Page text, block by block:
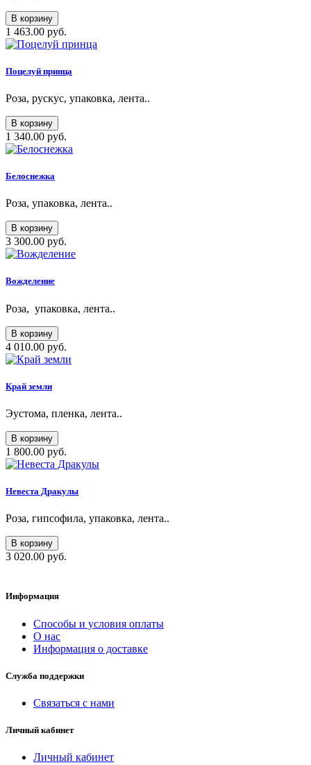
В корзину
1 463.00 руб.
Поцелуй принца
Роза, рускус, упаковка, лента..
В корзину
1 340.00 руб.
Белоснежка
Роза, упаковка, лента..
В корзину
3 300.00 руб.
Вожделение
Роза, упаковка, лента..
В корзину
4 010.00 руб.
Край земли
Эустома, пленка, лента..
В корзину
1 800.00 руб.
Невеста Дракулы
Роза, гипсофила, упаковка, лента..
В корзину
3 020.00 руб.
Информация
Способы и условия оплаты
О нас
Информация о доставке
Служба поддержки
Связаться с нами
Личный кабинет
Личный кабинет